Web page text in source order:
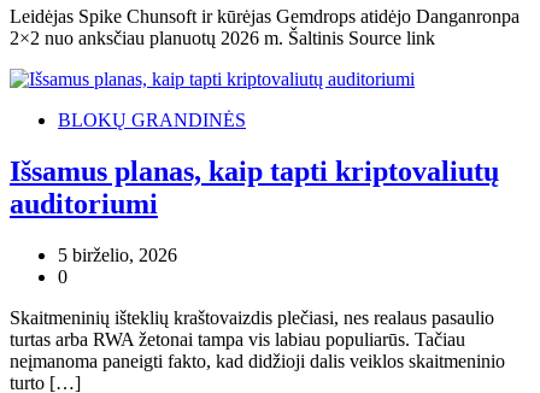
Leidėjas Spike Chunsoft ir kūrėjas Gemdrops atidėjo Danganronpa
2×2 nuo anksčiau planuotų 2026 m. Šaltinis Source link
BLOKŲ GRANDINĖS
Išsamus planas, kaip tapti kriptovaliutų
auditoriumi
5 birželio, 2026
0
Skaitmeninių išteklių kraštovaizdis plečiasi, nes realaus pasaulio
turtas arba RWA žetonai tampa vis labiau populiarūs. Tačiau
neįmanoma paneigti fakto, kad didžioji dalis veiklos skaitmeninio
turto […]